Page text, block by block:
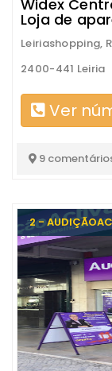
Widex
Loja de
Leiriashopping,
2400-441 Leiria
Ver
9
2 -